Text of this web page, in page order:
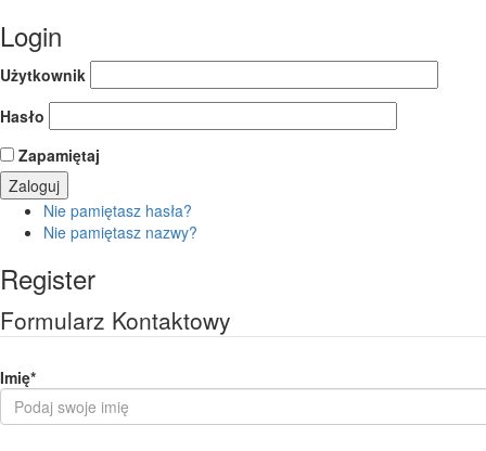
Login
Użytkownik
Hasło
Zapamiętaj
Nie pamiętasz hasła?
Nie pamiętasz nazwy?
Register
Formularz Kontaktowy
Imię*